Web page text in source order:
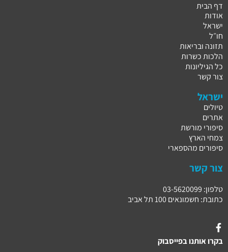
דף הבית
אודות
ישראל
חו״ל
תזונה ובריאות
הלכות כשרות
כל הגיליונות
צור קשר
ישראל
טיולים
אתרים
סיפורי מורשת
צמחי הארץ
סיפורים מהספארי
צור קשר
טלפון: 03-5620099
כתובת: חשמונאים 100 תל אביב
בקרו אותנו בפייסבוק